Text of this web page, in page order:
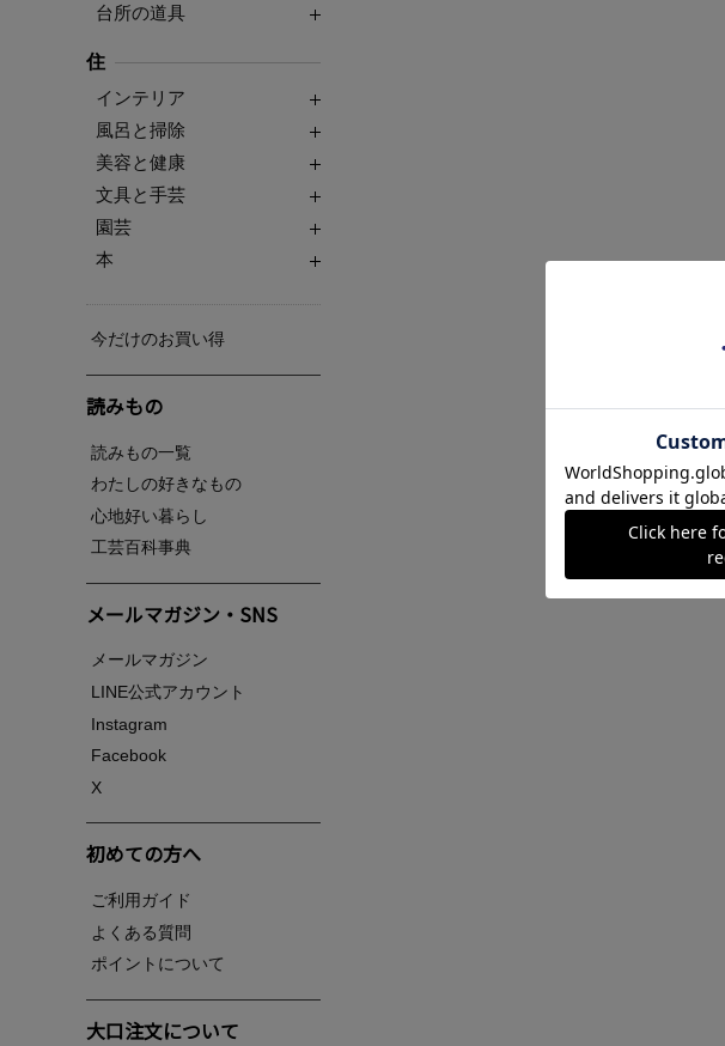
台所の道具
住
インテリア
風呂と掃除
美容と健康
文具と手芸
園芸
本
今だけのお買い得
読みもの
読みもの一覧
わたしの好きなもの
心地好い暮らし
工芸百科事典
メールマガジン・SNS
メールマガジン
LINE公式アカウント
Instagram
Facebook
X
初めての方へ
ご利用ガイド
よくある質問
ポイントについて
大口注文について